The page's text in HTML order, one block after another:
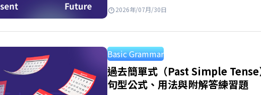
學術考試中。與 ELSA Speak 一起
表達動作的持續性！ 現在完成進行
是什麼？…
2026年/07月/30日
Basic Grammar
過去簡單式（Past Simple Tense
句型公式、用法與附解答練習題